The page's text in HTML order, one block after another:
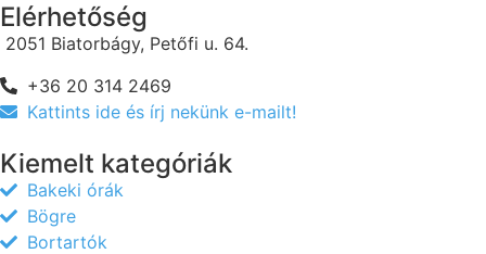
Elérhetőség
2051 Biatorbágy, Petőfi u. 64.
+36 20 314 2469
Kattints ide és írj nekünk e-mailt!
Kiemelt kategóriák
Bakeki órák
Bögre
Bortartók